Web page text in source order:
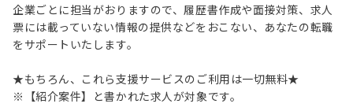
企業ごとに担当がおりますので、履歴書作成や面接対策、求人
票には載っていない情報の提供などをおこない、あなたの転職
をサポートいたします。
★もちろん、これら支援サービスのご利用は一切無料★
※【紹介案件】と書かれた求人が対象です。